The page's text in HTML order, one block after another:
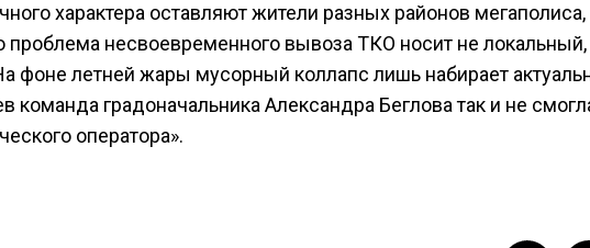
характера оставляют жители разных районов
несвоевременного вывоза ТКО носит не локальный,
фоне летней жары мусорный коллапс лишь набирает
градоначальника Александра Беглова так и не
оператора».